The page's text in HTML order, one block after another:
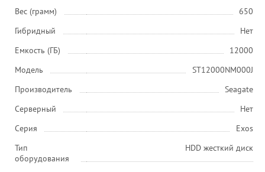
Вес (грамм)
650
Гибридный
Нет
Емкость (ГБ)
12000
Модель
ST12000NM000J
Производитель
Seagate
Серверный
Нет
Серия
Exos
Тип
оборудования
HDD жесткий диск